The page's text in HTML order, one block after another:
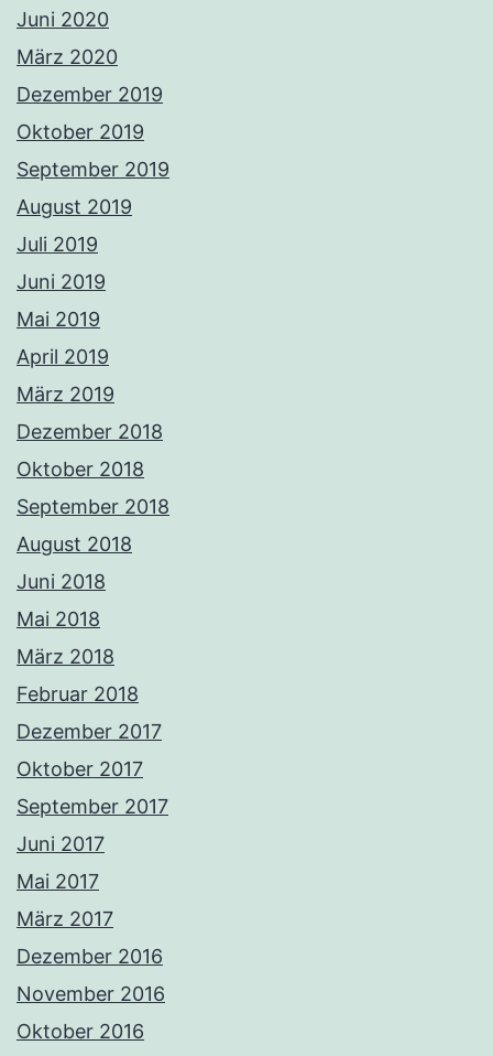
Juni 2020
März 2020
Dezember 2019
Oktober 2019
September 2019
August 2019
Juli 2019
Juni 2019
Mai 2019
April 2019
März 2019
Dezember 2018
Oktober 2018
September 2018
August 2018
Juni 2018
Mai 2018
März 2018
Februar 2018
Dezember 2017
Oktober 2017
September 2017
Juni 2017
Mai 2017
März 2017
Dezember 2016
November 2016
Oktober 2016